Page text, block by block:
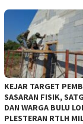
KEJAR TARGET
SASARAN FISIK,
DAN WARGA BULU
PLESTERAN RTLH